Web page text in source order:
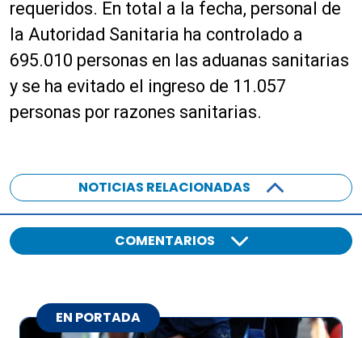
requeridos. En total a la fecha, personal de
la Autoridad Sanitaria ha controlado a
695.010 personas en las aduanas sanitarias
y se ha evitado el ingreso de 11.057
personas por razones sanitarias.
NOTICIAS RELACIONADAS
COMENTARIOS
EN PORTADA